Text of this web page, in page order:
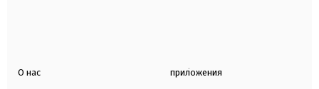
О нас приложения